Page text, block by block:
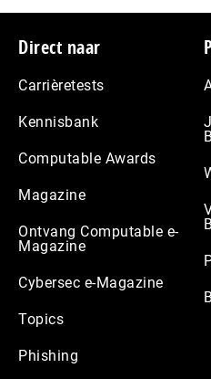
Footer
Direct naar
Carrièretests
Kennisbank
Computable Awards
Magazine
Ontvang Computable e-
Magazine
Cybersec e-Magazine
Topics
Phishing